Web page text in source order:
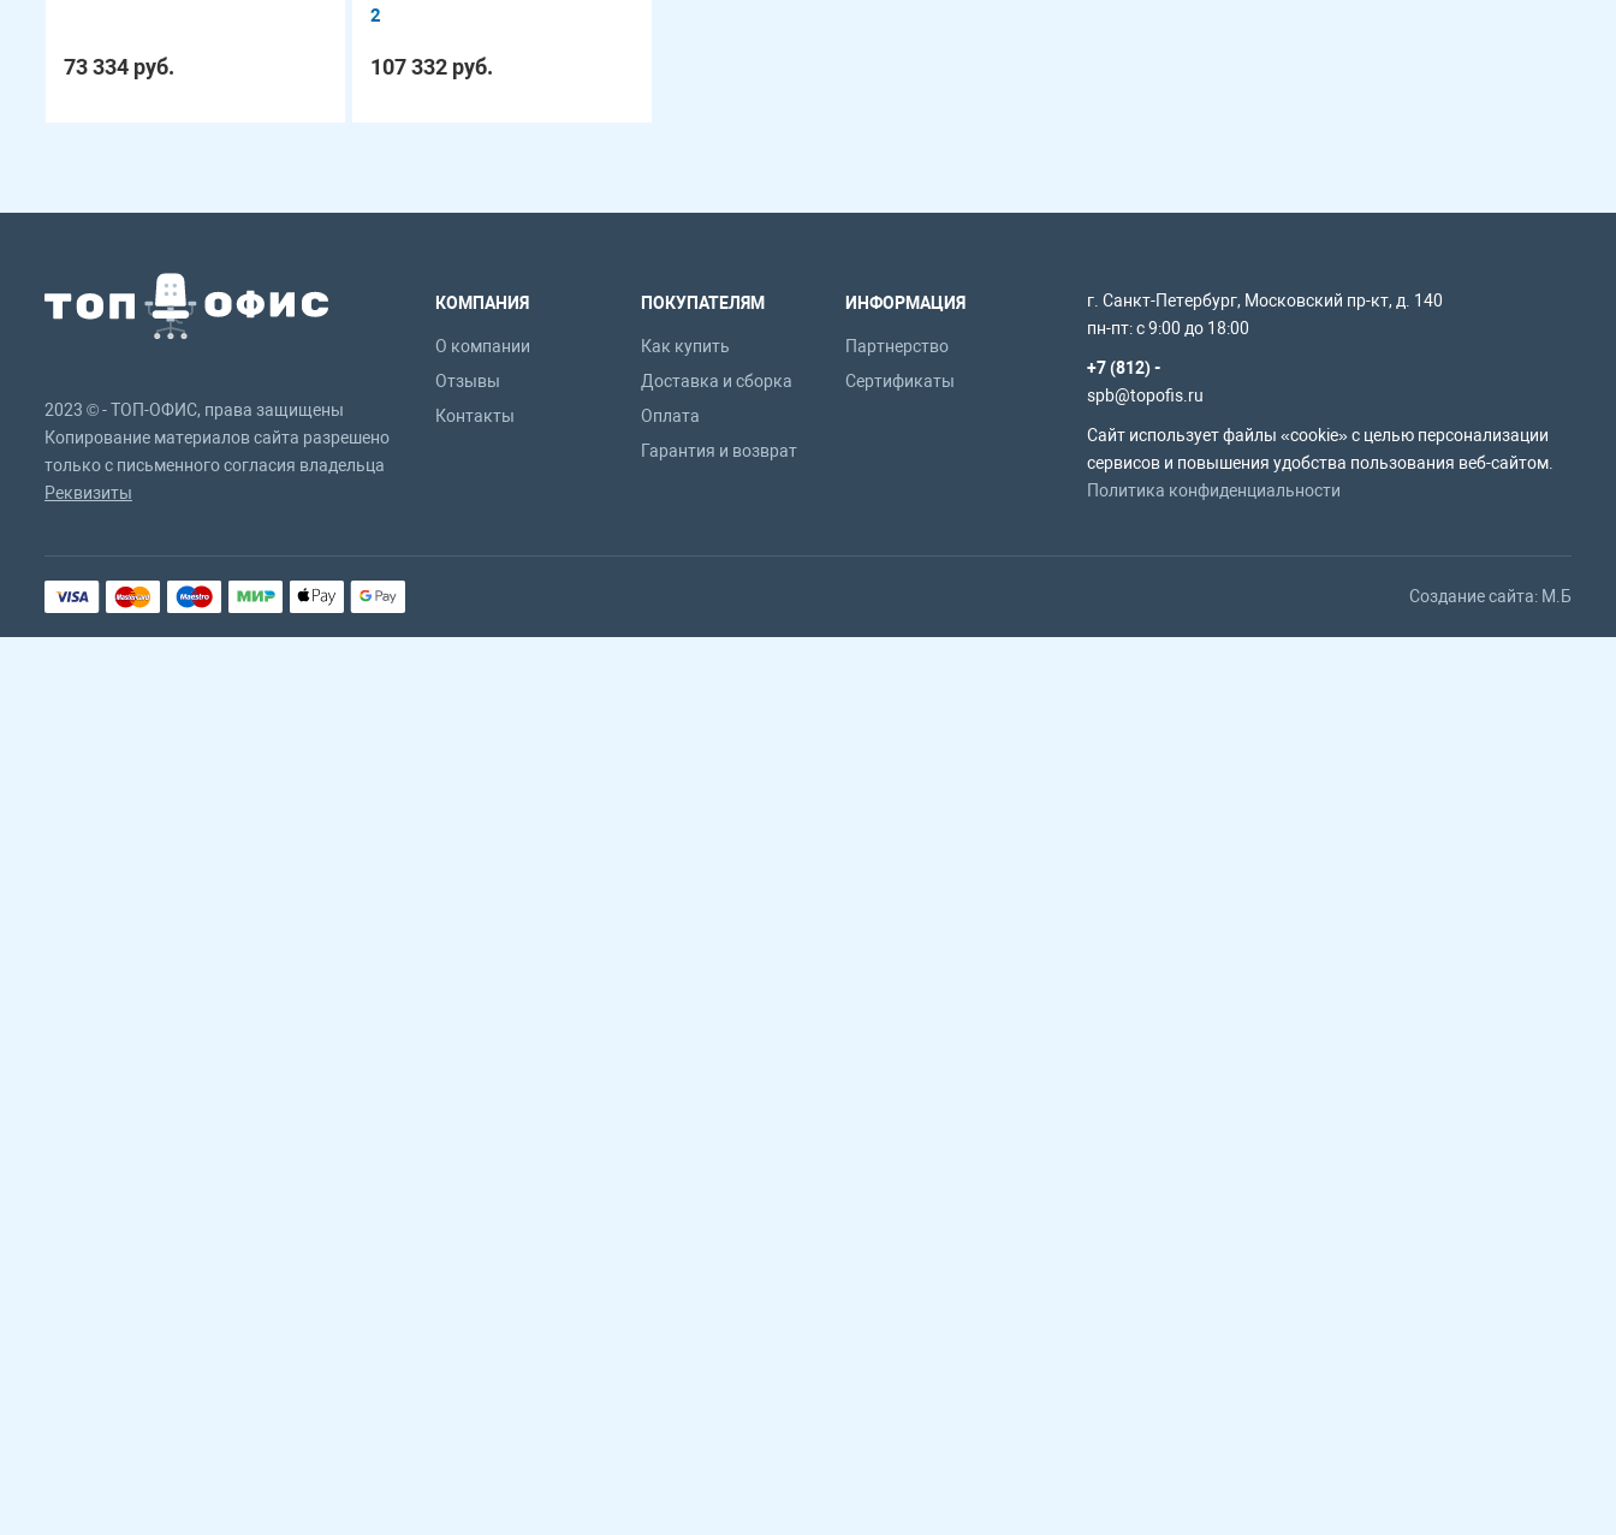
73 334 руб.
2
107 332 руб.
2023 © - ТОП-ОФИС, права защищены
Копирование материалов сайта разрешено
только с письменного согласия владельца
Реквизиты
КОМПАНИЯ
О компании
Отзывы
Контакты
ПОКУПАТЕЛЯМ
Как купить
Доставка и сборка
Оплата
Гарантия и возврат
ИНФОРМАЦИЯ
Партнерство
Сертификаты
г. Санкт-Петербург, Московский пр-кт, д. 140
пн-пт: с 9:00 до 18:00
+7 (812) -
spb@topofis.ru
Сайт использует файлы «cookie» с целью персонализации
сервисов и повышения удобства пользования веб-сайтом.
Политика конфиденциальности
Создание сайта: M.Б